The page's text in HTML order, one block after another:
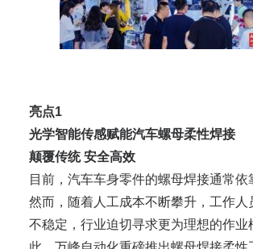
亮点1
光学智能传感赋能汽车螺母柔性焊接
颠覆传统 安全高效
目前，汽车车身零件的螺母焊接通常依
然而，随着人工成本不断攀升，工作人
不稳定，行业迫切寻求更为理想的作业